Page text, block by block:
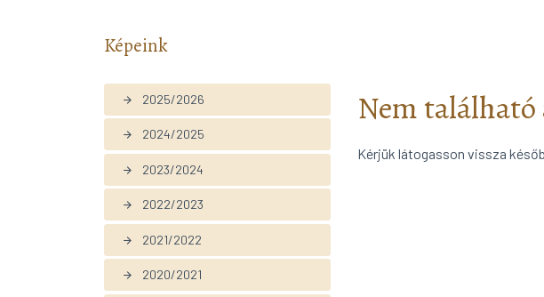
Képeink
arrow_forward 2025/2026
arrow_forward 2024/2025
arrow_forward 2023/2024
arrow_forward 2022/2023
arrow_forward 2021/2022
arrow_forward 2020/2021
Nem
Kérjük látogasson vissza